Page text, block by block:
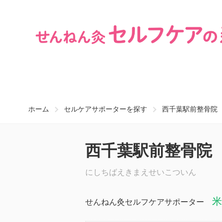
ホーム セルケアサポーターを探す 西千葉駅前整骨院
西千葉駅前整骨院
にしちばえきまえせいこついん
せんねん灸セルフケアサポーター